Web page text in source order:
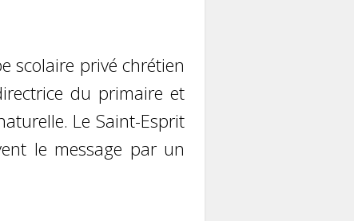
scolaire privé chrétien
du primaire et
Le Saint-Esprit
le message par un